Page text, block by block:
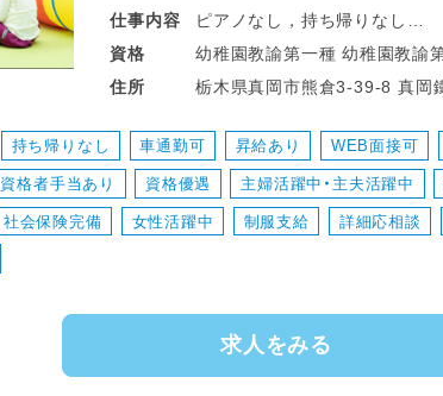
仕事内容
ピアノなし，持ち帰りなし
発達障がいのある子どもたちの
☆送迎業務はありません☆
・持ち帰り仕事、残業ナシ！子
・児童のみならずご家族への
・ワークバランスを重視した運
資格
幼稚園教諭第一種 幼稚園教諭第二種 高等学校教諭普通免許 中学校教諭普通免許 小
住所 栃木県
持ち帰りなし 車通勤可 昇給あり WEB面接可
資格者手当あり 資格優遇 主婦活躍中・主夫活躍中
社会保険完備 女性活躍中 制服支給 詳細応相談
求人をみる